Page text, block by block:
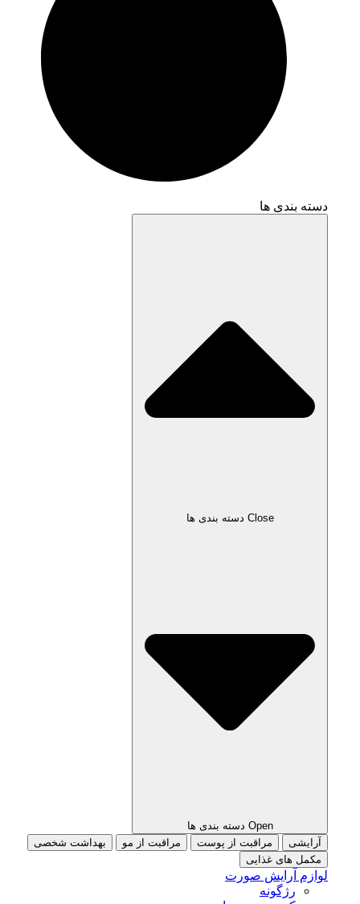
دسته بندی ها
Close دسته بندی ها
Open دسته بندی ها
آرایشی
مراقبت از پوست مراقبت از مو
بهداشت شخصی
مکمل های غذایی
لوازم آرایش صورت
رژگونه